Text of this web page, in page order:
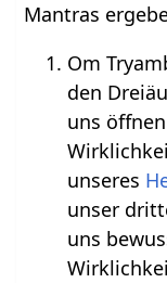
Mantras
Om
den
uns
unseres
unser
uns